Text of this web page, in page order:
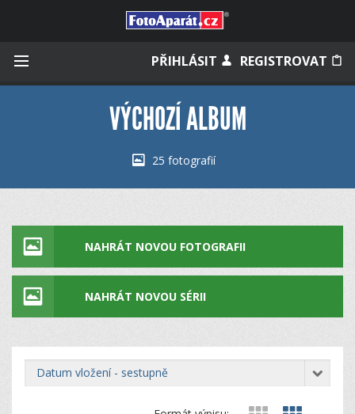
PŘIHLÁSIT REGISTROVAT
Měli jste účet na starém webu?
VÝCHOZÍ ALBUM
25 fotografií
NAHRÁT NOVOU FOTOGRAFII
NAHRÁT NOVOU SÉRII
datum vložení - sestupně